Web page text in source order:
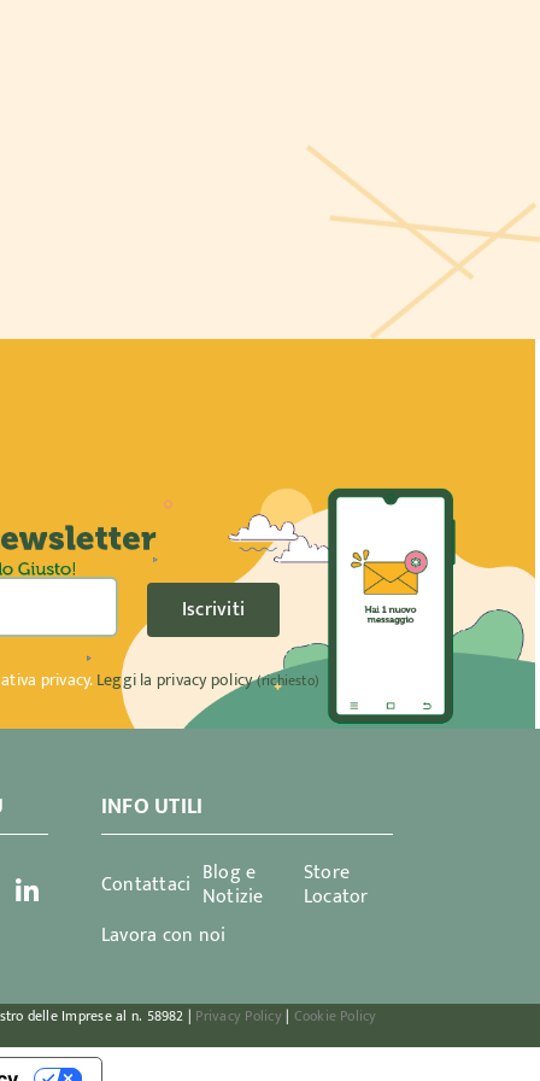
Iscriviti
privacy.Leggi la privacy policy(richiesto)
INFO UTILI
Contattaci Blog e
Notizie
Store
Locator
Lavora con noi
delle Imprese al n. 58982 | Privacy Policy | Cookie Policy